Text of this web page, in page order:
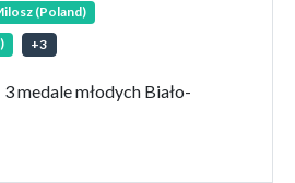
(Poland)
+3
medale młodych Biało-